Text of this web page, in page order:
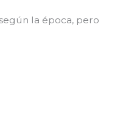
la época, pero